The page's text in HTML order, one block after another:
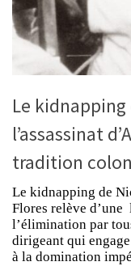
Le
l’assassinat
tradition
Le kidnapping de
Flores relève
l’élimination par
dirigeant qui
à la domination